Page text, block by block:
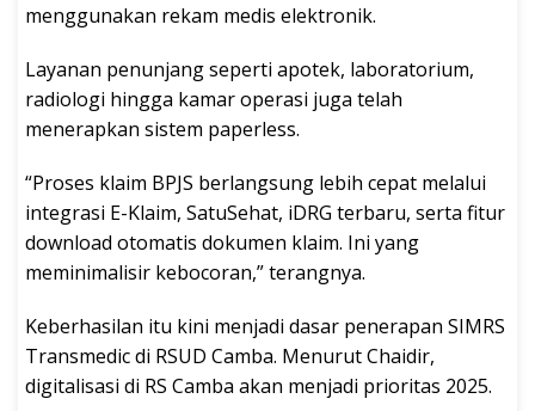
menggunakan rekam medis elektronik.
Layanan penunjang seperti apotek, laboratorium,
radiologi hingga kamar operasi juga telah
menerapkan sistem paperless.
“Proses klaim BPJS berlangsung lebih cepat melalui
integrasi E-Klaim, SatuSehat, iDRG terbaru, serta fitur
download otomatis dokumen klaim. Ini yang
meminimalisir kebocoran,” terangnya.
Keberhasilan itu kini menjadi dasar penerapan SIMRS
Transmedic di RSUD Camba. Menurut Chaidir,
digitalisasi di RS Camba akan menjadi prioritas 2025.